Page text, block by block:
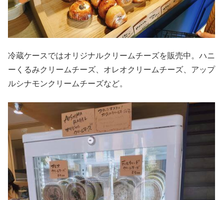
冷蔵ケースではオリジナルクリームチーズを販売中。ハニ
ーくるみクリームチーズ、オレオクリームチーズ、アップ
ルシナモンクリームチーズなど。